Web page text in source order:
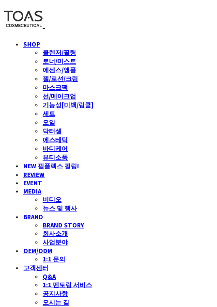
SHOP
클렌저/필링
토너/미스트
에센스/앰플
젤/로션/크림
마스크팩
선/메이크업
기능성[미백/링클]
세트
오일
닥터셀
에스테틱
바디케어
뷰티소품
NEW 필플렉스 필링!
REVIEW
EVENT
MEDIA
비디오
뉴스 및 행사
BRAND
BRAND STORY
회사소개
사업분야
OEM/ODM
1:1 문의
고객센터
Q&A
1:1 멘토링 서비스
공지사항
오시는 길